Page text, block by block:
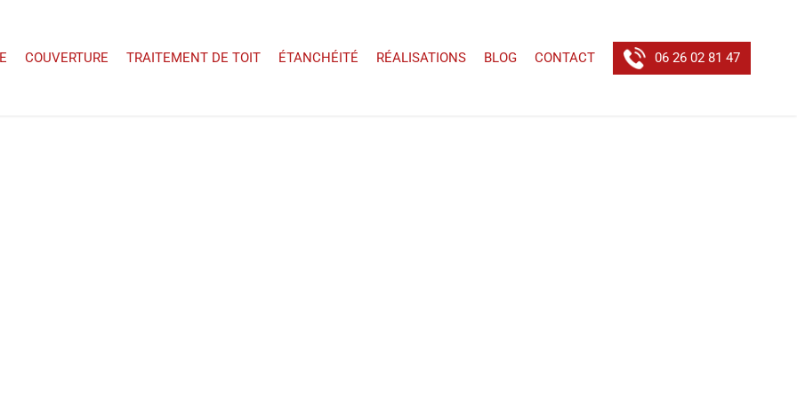
COUVERTURE TRAITEMENT DE TOIT ÉTANCHÉITÉ RÉALISATIONS BLOG CONTACT 06 26 02 81 47